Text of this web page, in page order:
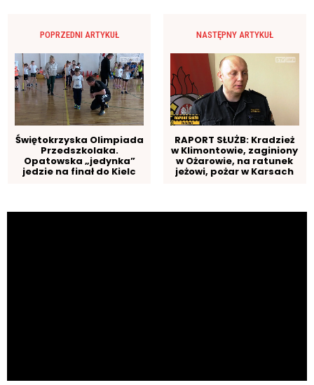
POPRZEDNI ARTYKUŁ
Świętokrzyska Olimpiada
Przedszkolaka.
Opatowska „jedynka”
jedzie na finał do Kielc
NASTĘPNY ARTYKUŁ
RAPORT SŁUŻB: Kradzież
w Klimontowie, zaginiony
w Ożarowie, na ratunek
jeżowi, pożar w Karsach